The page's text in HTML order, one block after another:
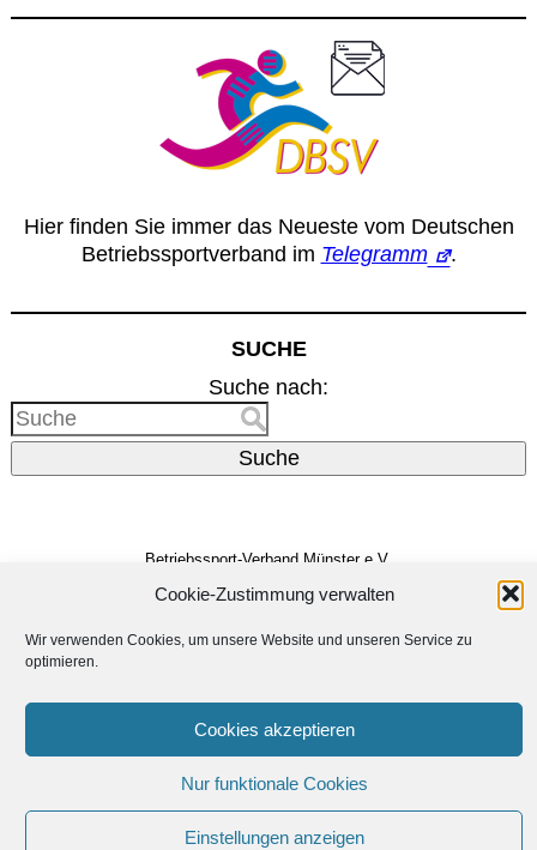
Cookie-Zustimmung verwalten
Wir verwenden Cookies, um unsere Website und unseren Service zu
optimieren.
Cookies akzeptieren
Nur funktionale Cookies
Einstellungen anzeigen
Hier finden Sie immer das Neueste vom Deutschen
Betriebssportverband im Telegramm .
SUCHE
Suche nach:
Suche
Betriebssport-Verband Münster e.V.
48159 Münster
E-Mail: info@bsv-muenster.de